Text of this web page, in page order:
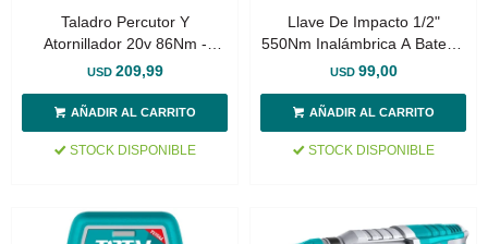
Taladro Percutor Y
Atornillador 20v 86Nm -
Doble Batería, Cargador Y
USD 209,99
STOCK DISPONIBLE
Llave De Impacto 1/2"
550Nm Inalámbrica A Batería
20v
USD 99,00
STOCK DISPONIBLE